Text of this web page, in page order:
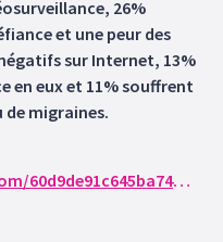
26%
et une peur des
sur Internet, 13%
en eux et 11% souffrent
de migraines.
https://cdn.prod.website-files.com/60d9de91c645ba74c0496d69/687df4a0fbd315605f409708_Soignant-liberaux-web-par-planche.pdf